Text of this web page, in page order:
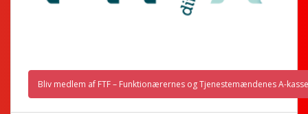
Bliv medlem af FTF – Funktionærernes og Tjenestemændenes A-kasse